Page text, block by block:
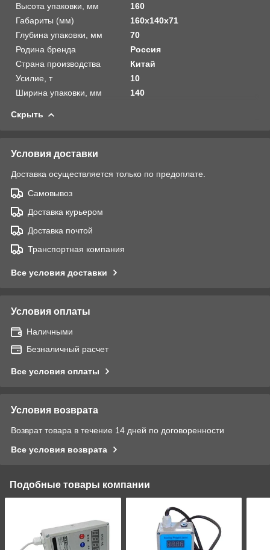
Высота упаковки, мм
160
Габариты (мм)
160х140х71
Глубина упаковки, мм
70
Родина бренда
Россия
Страна производства
Китай
Усилие, т
10
Ширина упаковки, мм
140
Скрыть
Условия доставки
Доставка осуществляется только по предоплате.
Самовывоз
Доставка курьером
Доставка почтой
Транспортная компания
Все условия доставки
Условия оплаты
Наличными
Безналичный расчет
Все условия оплаты
Условия возврата
Возврат товара в течение 14 дней по договоренности
Все условия возврата
Подобные товары компании